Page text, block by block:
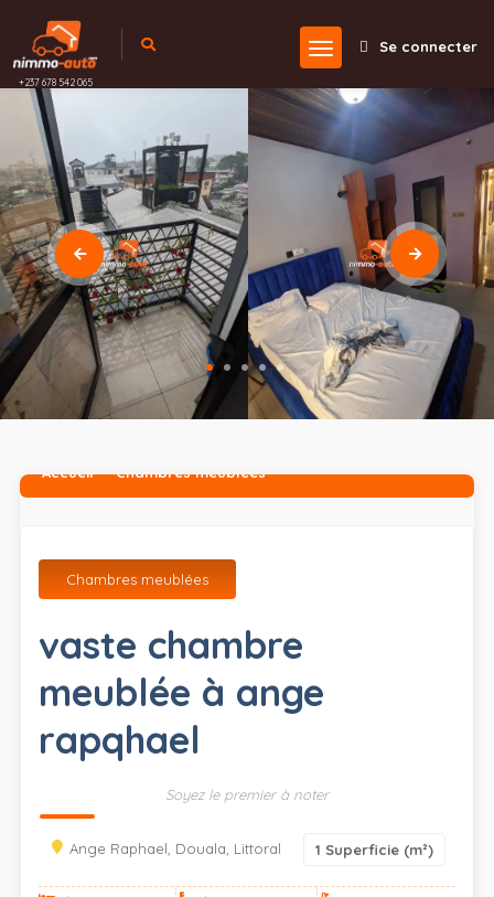
+237 678 542 065
Se connecter
Accueil Chambres meublées
Chambres meublées
vaste chambre
meublée à ange
rapqhael
Soyez le premier à noter
Ange Raphael, Douala, Littoral 1 Superficie (m²)